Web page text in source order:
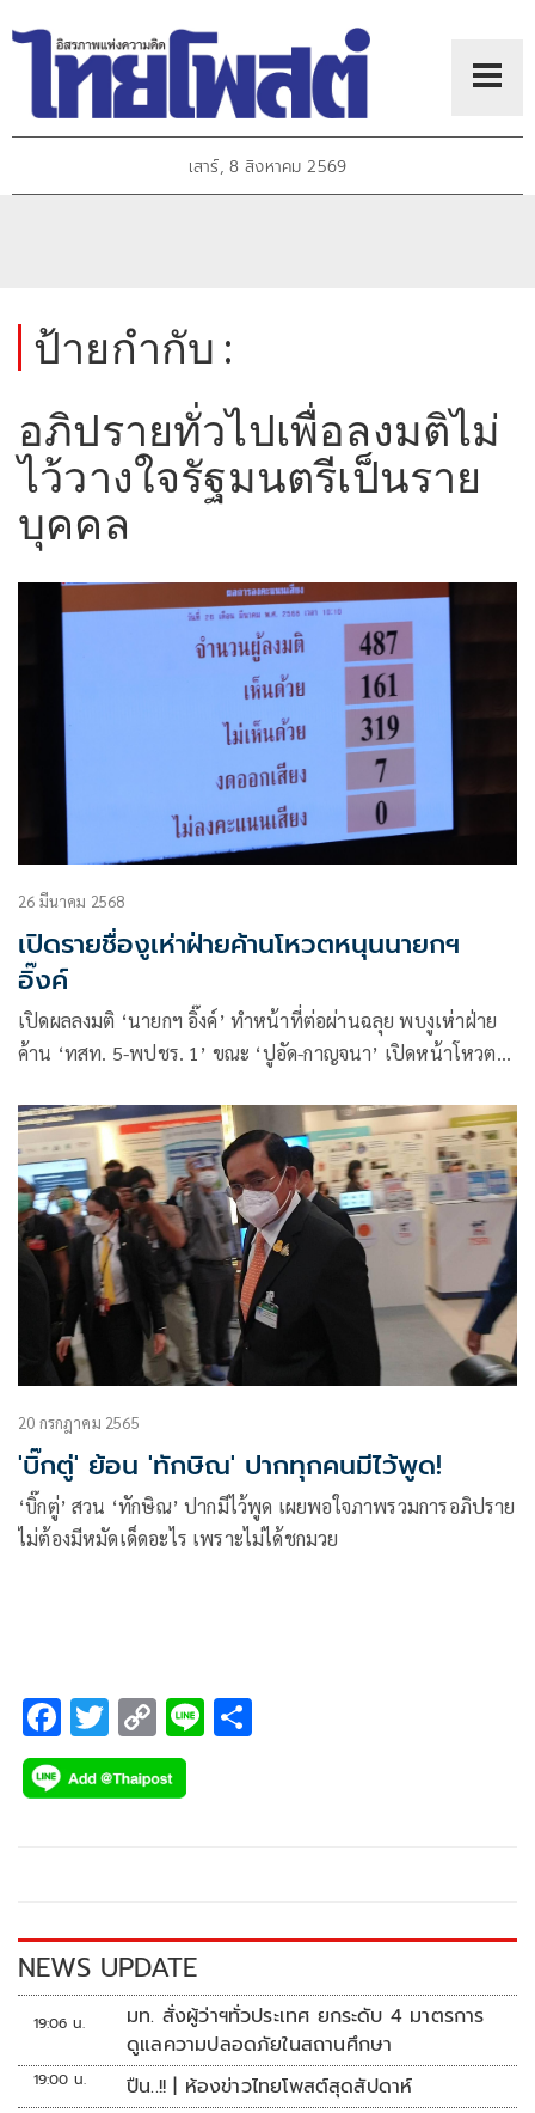
เสาร์, 8 สิงหาคม 2569
ป้ายกำกับ :
อภิปรายทั่วไปเพื่อลงมติไม่
ไว้วางใจรัฐมนตรีเป็นราย
บุคคล
26 มีนาคม 2568
เปิดรายชื่องูเห่าฝ่ายค้านโหวตหนุนนายกฯ
อิ๊งค์
เปิดผลลงมติ ‘นายกฯ อิ๊งค์’ ทำหน้าที่ต่อผ่านฉลุย พบงูเห่าฝ่าย
ค้าน ‘ทสท. 5-พปชร. 1’ ขณะ ‘ปูอัด-กาญจนา’ เปิดหน้าโหวต
20 กรกฎาคม 2565
'บิ๊กตู่' ย้อน 'ทักษิณ' ปากทุกคนมีไว้พูด!
‘บิ๊กตู่’ สวน ‘ทักษิณ’ ปากมีไว้พูด เผยพอใจภาพรวมการอภิปราย
ไม่ต้องมีหมัดเด็ดอะไร เพราะไม่ได้ชกมวย
F
ac
e
k
T
wi
tt
C
o
p
k
Li
NEWS UPDATE
19:06 น.
มท. สั่งผู้ว่าฯทั่วประเทศ ยกระดับ 4 มาตรการ
ดูแลความปลอดภัยในสถานศึกษา
19:00 น. ปืน..!! | ห้องข่าวไทยโพสต์สุดสัปดาห์